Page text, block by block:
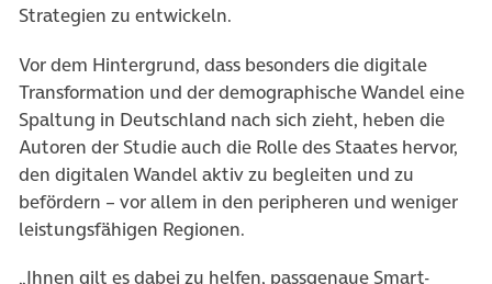
Strategien zu entwickeln.
Vor dem Hintergrund, dass besonders die digitale
Transformation und der demographische Wandel eine
Spaltung in Deutschland nach sich zieht, heben die
Autoren der Studie auch die Rolle des Staates hervor,
den digitalen Wandel aktiv zu begleiten und zu
befördern – vor allem in den peripheren und weniger
leistungsfähigen Regionen.
„Ihnen gilt es dabei zu helfen, passgenaue Smart-